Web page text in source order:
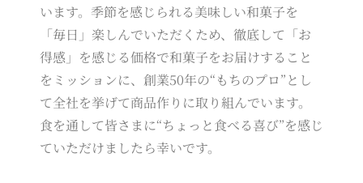
います。季節を感じられる美味しい和菓子を
「毎日」楽しんでいただくため、徹底して「お
得感」を感じる価格で和菓子をお届けすること
をミッションに、創業50年の“もちのプロ”とし
て全社を挙げて商品作りに取り組んでいます。
食を通して皆さまに“ちょっと食べる喜び”を感じ
ていただけましたら幸いです。